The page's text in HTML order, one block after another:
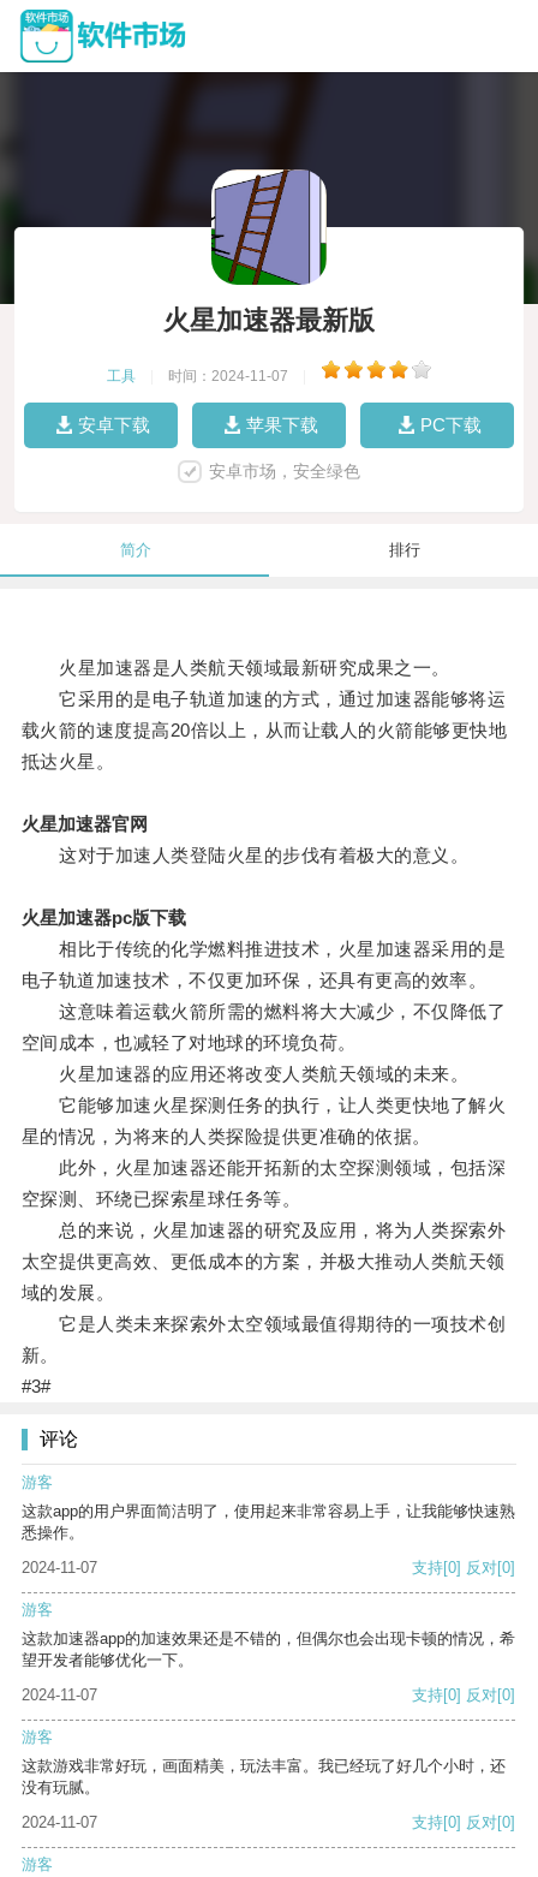
火星加速器最新版
工具 时间：2024-11-07
安卓下载 苹果下载 PC下载
安卓市场，安全绿色
简介 排行
火星加速器是人类航天领域最新研究成果之一。
它采用的是电子轨道加速的方式，通过加速器能够将运
载火箭的速度提高20倍以上，从而让载人的火箭能够更快地
抵达火星。
火星加速器官网
这对于加速人类登陆火星的步伐有着极大的意义。
火星加速器pc版下载
相比于传统的化学燃料推进技术，火星加速器采用的是
电子轨道加速技术，不仅更加环保，还具有更高的效率。
这意味着运载火箭所需的燃料将大大减少，不仅降低了
空间成本，也减轻了对地球的环境负荷。
火星加速器的应用还将改变人类航天领域的未来。
它能够加速火星探测任务的执行，让人类更快地了解火
星的情况，为将来的人类探险提供更准确的依据。
此外，火星加速器还能开拓新的太空探测领域，包括深
空探测、环绕已探索星球任务等。
总的来说，火星加速器的研究及应用，将为人类探索外
太空提供更高效、更低成本的方案，并极大推动人类航天领
域的发展。
它是人类未来探索外太空领域最值得期待的一项技术创
新。
#3#
评论
游客
这款app的用户界面简洁明了，使用起来非常容易上手，让我能够快速熟
悉操作。
2024-11-07
支持[0] 反对[0]
游客
这款加速器app的加速效果还是不错的，但偶尔也会出现卡顿的情况，希
望开发者能够优化一下。
2024-11-07
支持[0] 反对[0]
游客
这款游戏非常好玩，画面精美，玩法丰富。我已经玩了好几个小时，还
没有玩腻。
2024-11-07
支持[0] 反对[0]
游客